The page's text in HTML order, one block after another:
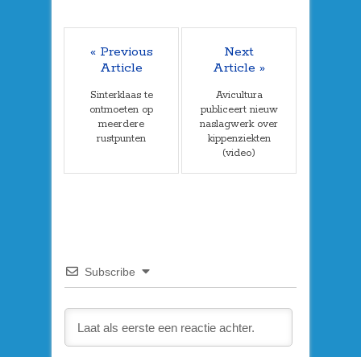
« Previous
Article
Sinterklaas te
ontmoeten op
meerdere
rustpunten
Next
Article »
Avicultura
publiceert nieuw
naslagwerk over
kippenziekten
(video)
Subscribe